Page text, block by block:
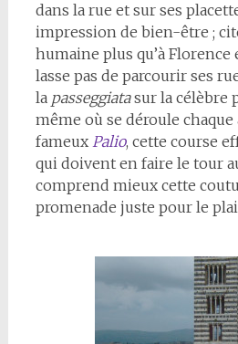
dans la rue et sur ses
impression de bien-être ;
humaine plus qu’à Florence
lasse pas de parcourir ses
la passeggiatasur la célèbre
même où se déroule chaque
fameux Palio, cette course
qui doivent en faire le tour
comprend mieux cette
promenade juste pour le